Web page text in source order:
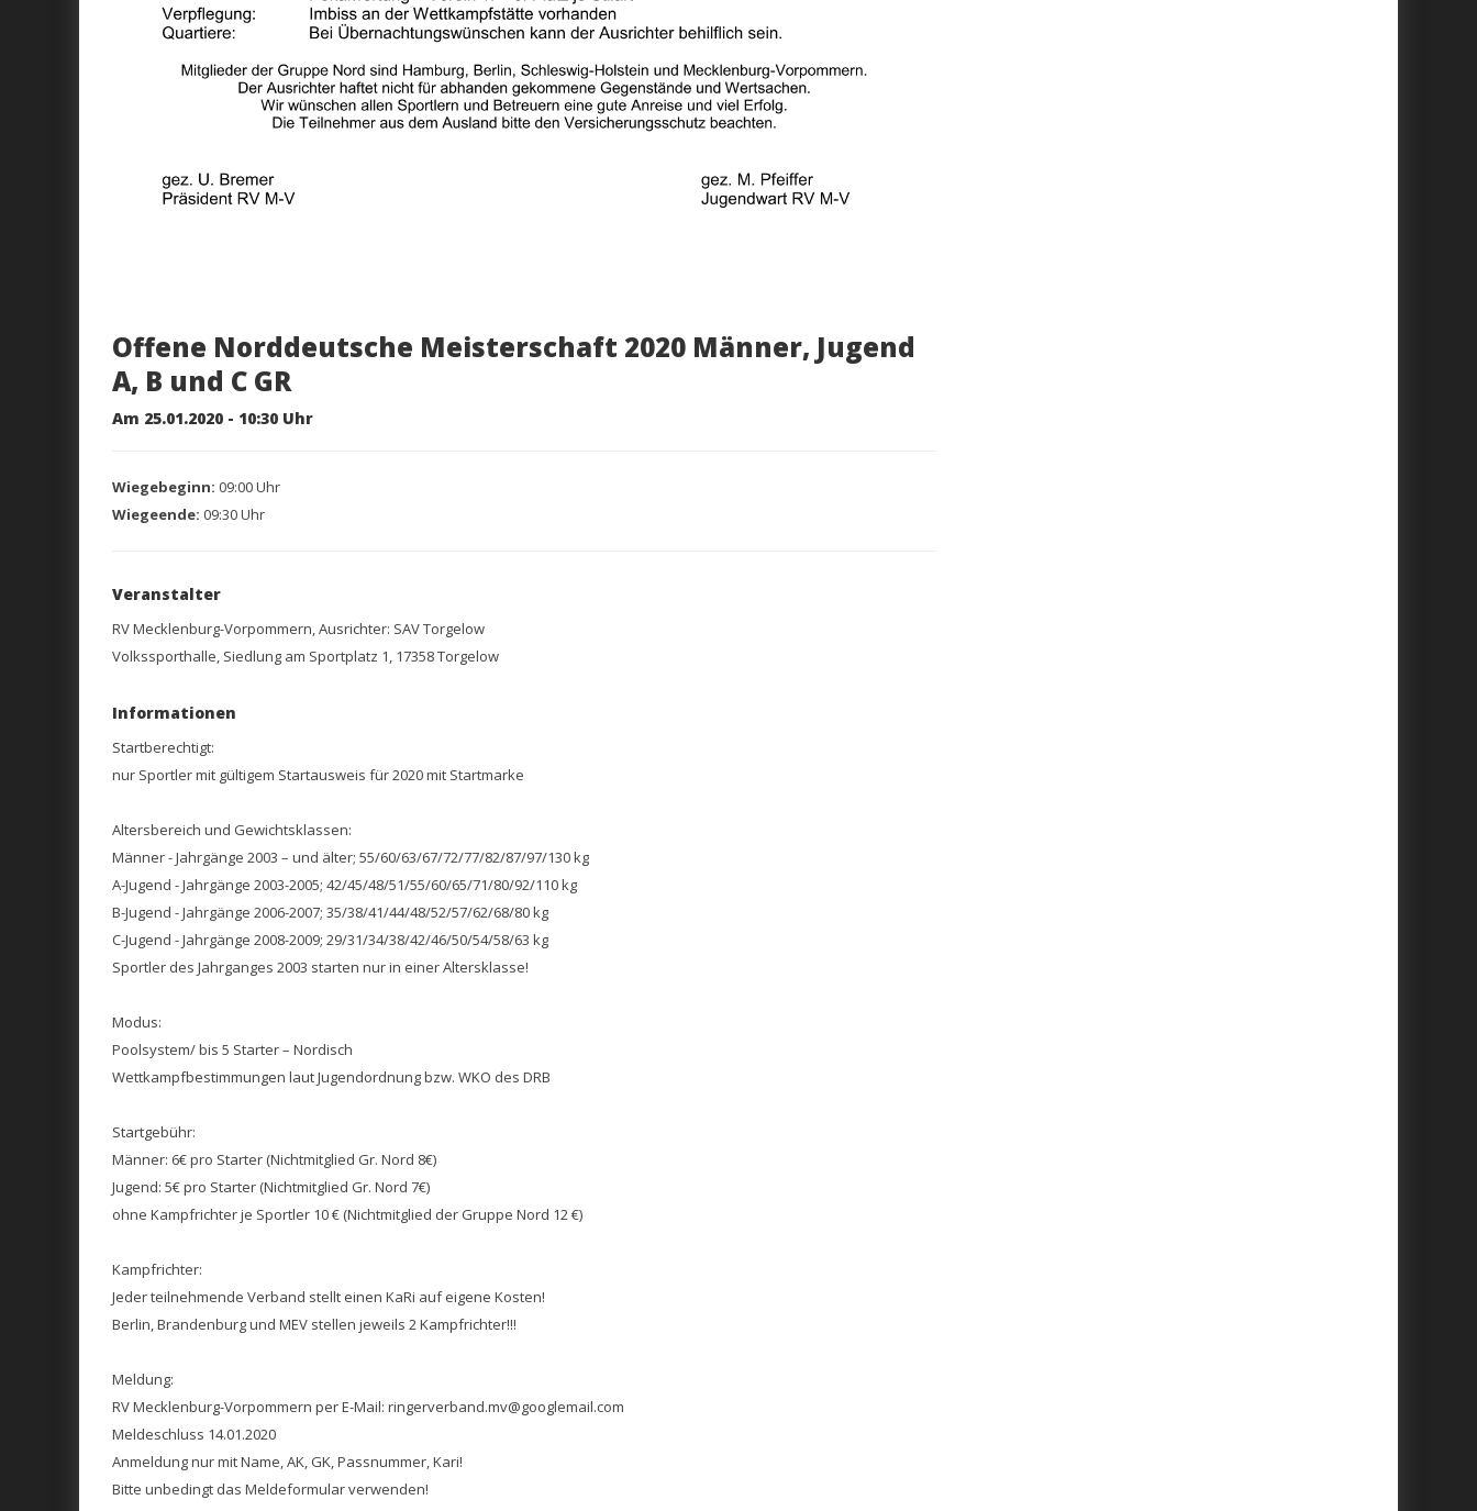
Offene Norddeutsche Meisterschaft 2020 Männer, Jugend
A, B und C GR
Am 25.01.2020 - 10:30 Uhr
Wiegebeginn: 09:00 Uhr
Wiegeende: 09:30 Uhr
Veranstalter
RV Mecklenburg-Vorpommern, Ausrichter: SAV Torgelow
Volkssporthalle, Siedlung am Sportplatz 1, 17358 Torgelow
Informationen
Startberechtigt:
nur Sportler mit gültigem Startausweis für 2020 mit Startmarke
Altersbereich und Gewichtsklassen:
Männer - Jahrgänge 2003 – und älter; 55/60/63/67/72/77/82/87/97/130 kg
A-Jugend - Jahrgänge 2003-2005; 42/45/48/51/55/60/65/71/80/92/110 kg
B-Jugend - Jahrgänge 2006-2007; 35/38/41/44/48/52/57/62/68/80 kg
C-Jugend - Jahrgänge 2008-2009; 29/31/34/38/42/46/50/54/58/63 kg
Sportler des Jahrganges 2003 starten nur in einer Altersklasse!
Modus:
Poolsystem/ bis 5 Starter – Nordisch
Wettkampfbestimmungen laut Jugendordnung bzw. WKO des DRB
Startgebühr:
Männer: 6€ pro Starter (Nichtmitglied Gr. Nord 8€)
Jugend: 5€ pro Starter (Nichtmitglied Gr. Nord 7€)
ohne Kampfrichter je Sportler 10 € (Nichtmitglied der Gruppe Nord 12 €)
Kampfrichter:
Jeder teilnehmende Verband stellt einen KaRi auf eigene Kosten!
Berlin, Brandenburg und MEV stellen jeweils 2 Kampfrichter!!!
Meldung:
RV Mecklenburg-Vorpommern per E-Mail: ringerverband.mv@googlemail.com
Meldeschluss 14.01.2020
Anmeldung nur mit Name, AK, GK, Passnummer, Kari!
Bitte unbedingt das Meldeformular verwenden!